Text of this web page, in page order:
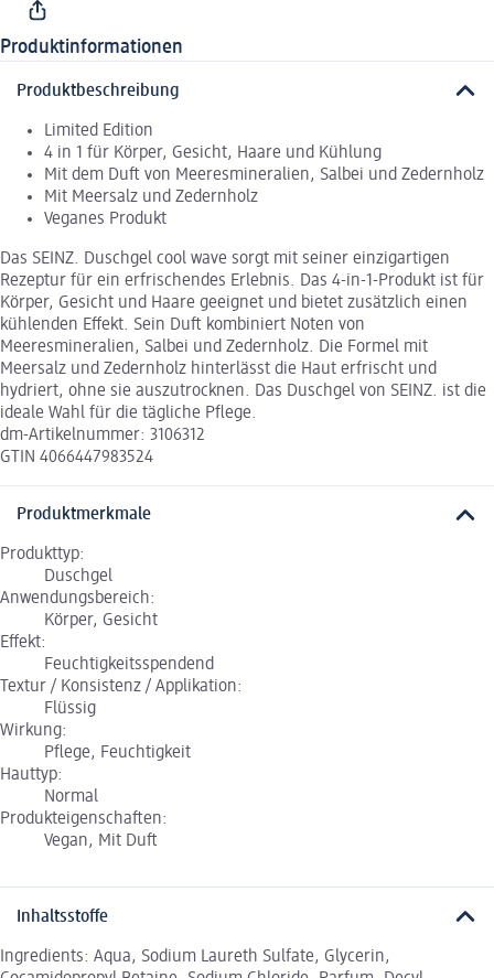
Produktinformationen
Produktbeschreibung
Limited Edition
4 in 1 für Körper, Gesicht, Haare und Kühlung
Mit dem Duft von Meeresmineralien, Salbei und Zedernholz
Mit Meersalz und Zedernholz
Veganes Produkt
Das SEINZ. Duschgel cool wave sorgt mit seiner einzigartigen
Rezeptur für ein erfrischendes Erlebnis. Das 4-in-1-Produkt ist für
Körper, Gesicht und Haare geeignet und bietet zusätzlich einen
kühlenden Effekt. Sein Duft kombiniert Noten von
Meeresmineralien, Salbei und Zedernholz. Die Formel mit
Meersalz und Zedernholz hinterlässt die Haut erfrischt und
hydriert, ohne sie auszutrocknen. Das Duschgel von SEINZ. ist die
ideale Wahl für die tägliche Pflege.
dm-Artikelnummer: 3106312
GTIN 4066447983524
Produktmerkmale
Produkttyp:
Duschgel
Anwendungsbereich:
Körper, Gesicht
Effekt:
Feuchtigkeitsspendend
Textur / Konsistenz / Applikation:
Flüssig
Wirkung:
Pflege, Feuchtigkeit
Hauttyp:
Normal
Produkteigenschaften:
Vegan, Mit Duft
Inhaltsstoffe
Ingredients: Aqua, Sodium Laureth Sulfate, Glycerin,